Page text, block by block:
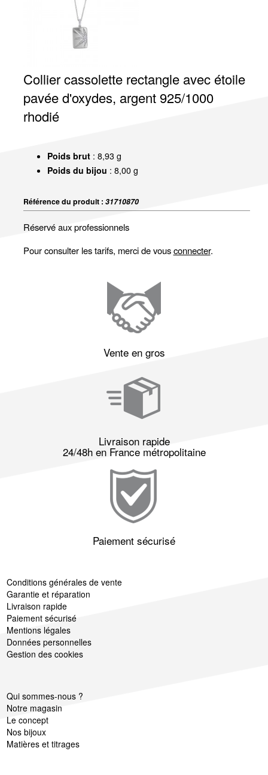
Collier cassolette rectangle avec étoile
pavée d'oxydes, argent 925/1000
rhodié
Poids brut: 8,93 g
Poids du bijou : 8,00 g
Référence du produit : 31710870
Réservé aux professionnels
Pour consulter les tarifs, merci de vousconnecter.
Vente en gros
Livraison rapide
24/48h en France métropolitaine
Paiement sécurisé
Conditions générales de vente
Garantie et réparation
Livraison rapide
Paiement sécurisé
Mentions légales
Données personnelles
Gestion des cookies
Qui sommes-nous ?
Notre magasin
Le concept
Nos bijoux
Matières et titrages